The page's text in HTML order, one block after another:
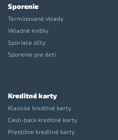
Sporenie
Termínované vklady
Vkladné knížky
Sporiace účty
Sporenie pre deti
Kreditné karty
Klasické kreditné karty
Cash-back kreditné karty
Prestížne kreditné karty